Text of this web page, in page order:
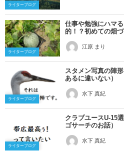
ライターブログ
ライターブログ
仕事や勉強にハマ
的！？初めての畑
江原 まり
ライターブログ
スタメン写真の陣
あるに違いない）
水下 真紀
ライターブログ
クラブユースU-15
ゴサーチのお話）
水下 真紀